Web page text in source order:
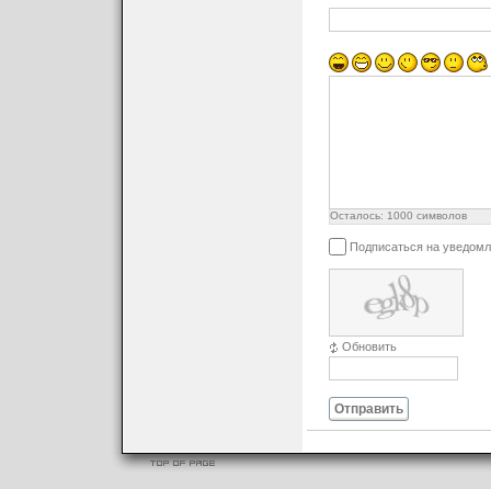
Осталось: 1000 символов
Подписаться на
Обновить
Отправить